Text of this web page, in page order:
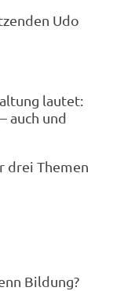
Udo
lautet:
auch und
drei Themen
Bildung?